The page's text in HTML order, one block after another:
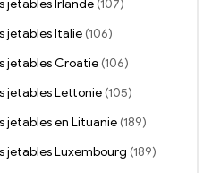
jetables Irlande (107)
jetables Italie (106)
jetables Croatie (106)
jetables Lettonie (105)
jetables en Lituanie (189)
jetables Luxembourg (189)